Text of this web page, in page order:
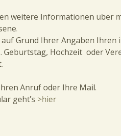
weitere Informationen über
Grund Ihrer Angaben Ihren
Geburtstag, Hochzeit oder
Anruf oder Ihre Mail.
geht’s >hier